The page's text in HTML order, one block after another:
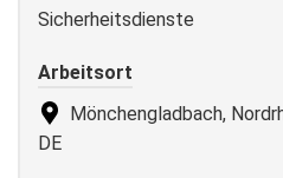
Sicherheitsdienste
Arbeitsort
Mönchengladbach,
DE